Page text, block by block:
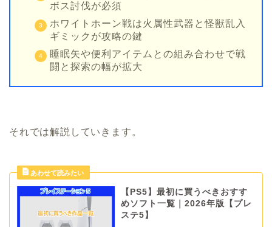
ボス討伐が必須
ホワイトホーン戦は火属性武器と怪獣乱入
ギミックが攻略の鍵
睡眠矢や便利アイテムとの組み合わせで戦
闘と探索の幅が拡大
それでは解説していきます。
【PS5】最初に買うべきおすす
めソフト一覧｜2026年版【プレ
ステ5】